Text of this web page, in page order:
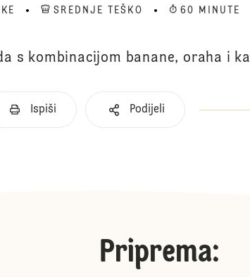
SREDNJE TEŠKO 60 MINUTE
s kombinacijom banane, oraha i
Ispiši Podijeli
Priprema: